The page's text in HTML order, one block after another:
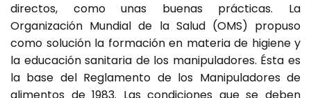
directos, como unas buenas prácticas. La
Organización Mundial de la Salud (OMS) propuso
como solución la formación en materia de higiene y
la educación sanitaria de los manipuladores. Ésta es
la base del Reglamento de los Manipuladores de